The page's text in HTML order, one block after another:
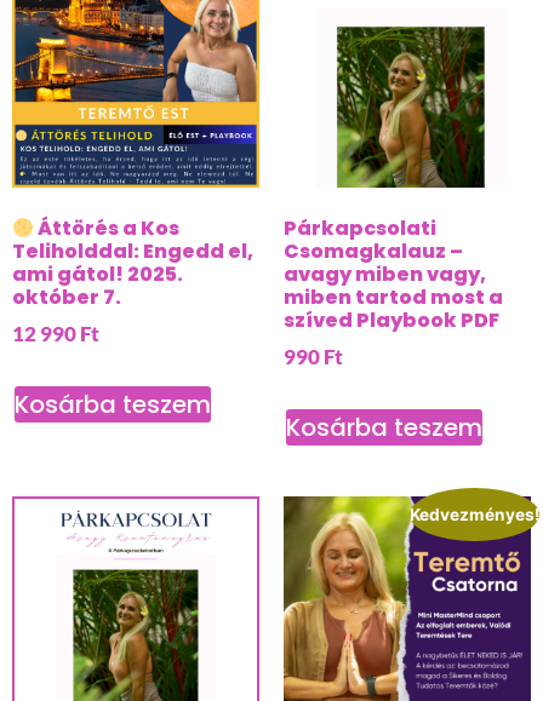
Áttörés a Kos
Teliholddal: Engedd el,
ami gátol! 2025.
október 7.
12 990Ft
Kosárba teszem
Párkapcsolati
Csomagkalauz –
avagy miben vagy,
miben tartod most a
szíved Playbook PDF
990Ft
Kosárba teszem
Kedvezményes!